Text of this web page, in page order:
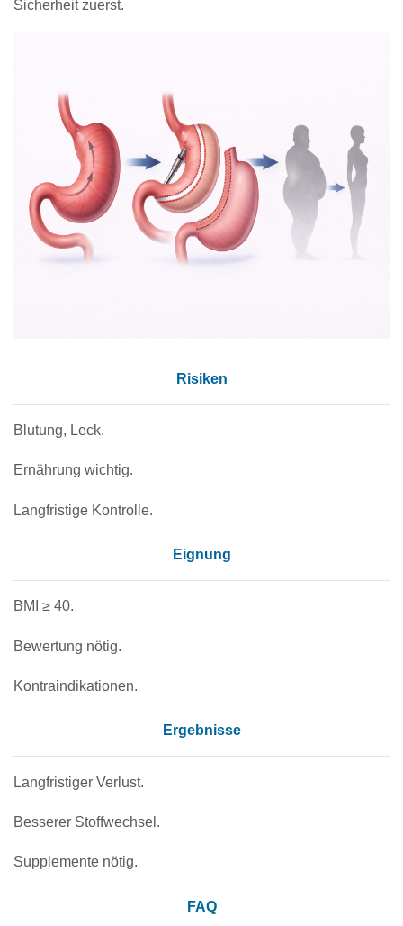
Sicherheit zuerst.
Risiken
Blutung, Leck.
Ernährung wichtig.
Langfristige Kontrolle.
Eignung
BMI ≥ 40.
Bewertung nötig.
Kontraindikationen.
Ergebnisse
Langfristiger Verlust.
Besserer Stoffwechsel.
Supplemente nötig.
FAQ